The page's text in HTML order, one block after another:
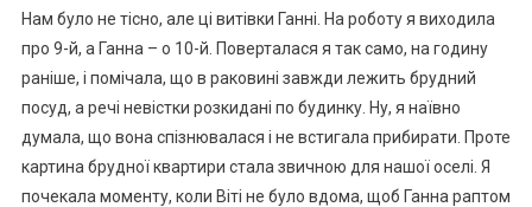
Нам було не тісно, але ці витівки Ганні. На роботу я виходила
про 9-й, а Ганна – о 10-й. Поверталася я так само, на годину
раніше, і помічала, що в раковині завжди лежить брудний
посуд, а речі невістки розкидані по будинку. Ну, я наївно
думала, що вона спізнювалася і не встигала прибирати. Проте
картина брудної квартири стала звичною для нашої оселі. Я
почекала моменту, коли Віті не було вдома, щоб Ганна раптом